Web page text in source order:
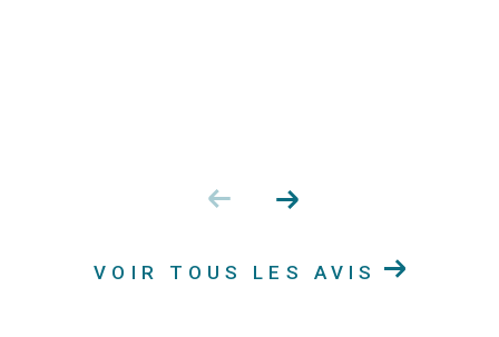
VOIR TOUS LES AVIS